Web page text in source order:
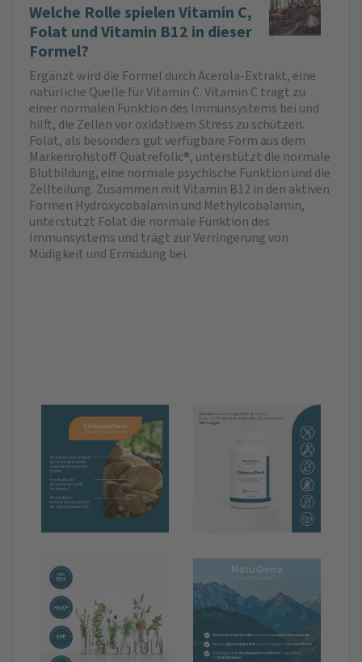
Welche Rolle spielen Vitamin C,
Folat und Vitamin B12 in dieser
Formel?
Ergänzt wird die Formel durch Acerola-Extrakt, eine
natürliche Quelle für Vitamin C. Vitamin C trägt zu
einer normalen Funktion des Immunsystems bei und
hilft, die Zellen vor oxidativem Stress zu schützen.
Folat, als besonders gut verfügbare Form aus dem
Markenrohstoff Quatrefolic®, unterstützt die normale
Blutbildung, eine normale psychische Funktion und die
Zellteilung. Zusammen mit Vitamin B12 in den aktiven
Formen Hydroxycobalamin und Methylcobala­min,
unterstützt Folat die normale Funktion des
Immunsystems und trägt zur Verringerung von
Müdigkeit und Ermüdung bei.